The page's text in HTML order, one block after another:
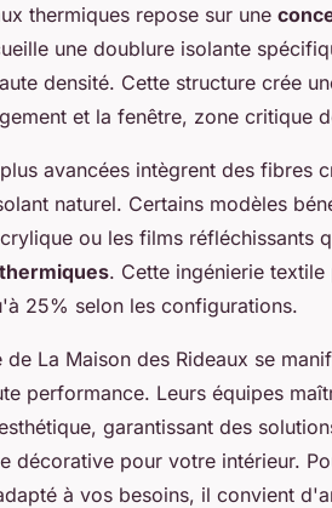
thermiques repose sur une
une doublure isolante
densité. Cette structure crée
et la fenêtre, zone critique
avancées intègrent des fibres
naturel. Certains modèles
ou les films réfléchissants
. Cette ingénierie
25% selon les configurations.
La Maison des Rideaux se
performance. Leurs équipes
garantissant des
décorative pour votre intérieur.
à vos besoins, il convient